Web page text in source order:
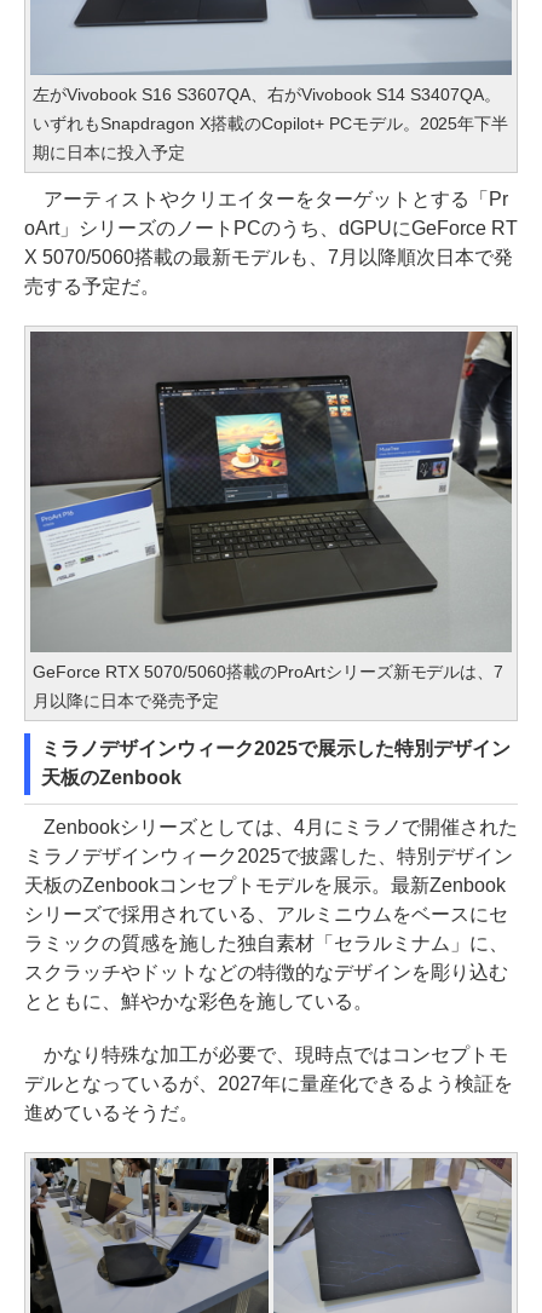
左がVivobook S16 S3607QA、右がVivobook S14 S3407QA。
いずれもSnapdragon X搭載のCopilot+ PCモデル。2025年下半
期に日本に投入予定
アーティストやクリエイターをターゲットとする「Pr
oArt」シリーズのノートPCのうち、dGPUにGeForce RT
X 5070/5060搭載の最新モデルも、7月以降順次日本で発
売する予定だ。
GeForce RTX 5070/5060搭載のProArtシリーズ新モデルは、7
月以降に日本で発売予定
ミラノデザインウィーク2025で展示した特別デザイン
天板のZenbook
Zenbookシリーズとしては、4月にミラノで開催された
ミラノデザインウィーク2025で披露した、特別デザイン
天板のZenbookコンセプトモデルを展示。最新Zenbook
シリーズで採用されている、アルミニウムをベースにセ
ラミックの質感を施した独自素材「セラルミナム」に、
スクラッチやドットなどの特徴的なデザインを彫り込む
とともに、鮮やかな彩色を施している。
かなり特殊な加工が必要で、現時点ではコンセプトモ
デルとなっているが、2027年に量産化できるよう検証を
進めているそうだ。